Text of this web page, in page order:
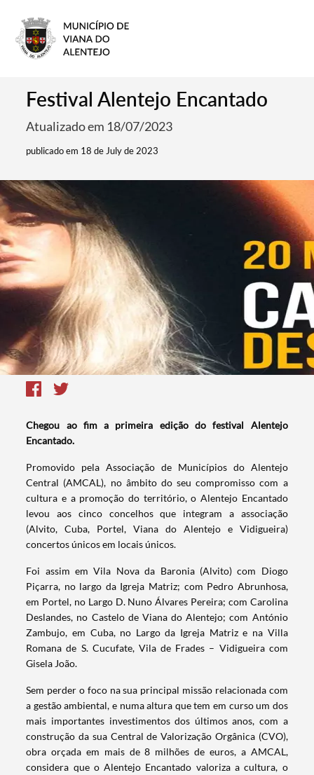
Festival Alentejo Encantado
Atualizado em 18/07/2023
publicado em 18 de July de 2023
Chegou ao fim a primeira edição do festival Alentejo
Encantado.
Promovido pela Associação de Municípios do Alentejo
Central (AMCAL), no âmbito do seu compromisso com a
cultura e a promoção do território, o Alentejo Encantado
levou aos cinco concelhos que integram a associação
(Alvito, Cuba, Portel, Viana do Alentejo e Vidigueira)
concertos únicos em locais únicos.
Foi assim em Vila Nova da Baronia (Alvito) com Diogo
Piçarra, no largo da Igreja Matriz; com Pedro Abrunhosa,
em Portel, no Largo D. Nuno Álvares Pereira; com Carolina
Deslandes, no Castelo de Viana do Alentejo; com António
Zambujo, em Cuba, no Largo da Igreja Matriz e na Villa
Romana de S. Cucufate, Vila de Frades – Vidigueira com
Gisela João.
Sem perder o foco na sua principal missão relacionada com
a gestão ambiental, e numa altura que tem em curso um dos
mais importantes investimentos dos últimos anos, com a
construção da sua Central de Valorização Orgânica (CVO),
obra orçada em mais de 8 milhões de euros, a AMCAL,
considera que o Alentejo Encantado valoriza a cultura, o